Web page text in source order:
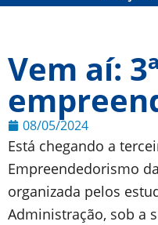
Vem aí:
08/05/2024
Está chegando a
Empreendedorismo
organizada pelos
Administração, sob a